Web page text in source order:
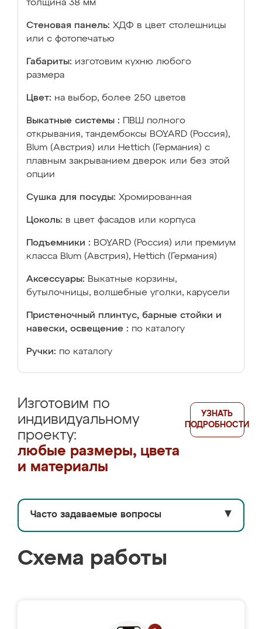
толщина 38 мм
Стеновая панель: ХДФ в цвет столешницы
или с фотопечатью
Габариты: изготовим кухню любого
размера
Цвет: на выбор, более 250 цветов
Выкатные системы :
ПВШ полного
открывания, тандембоксы BOYARD (Россия),
Blum (Австрия) или Hettich (Германия) с
плавным закрыванием дверок или без этой
опции
Сушка для посуды: Хромированная
Цоколь: в цвет фасадов или корпуса
Подъемники : BOYARD (Россия) или премиум
класса Blum (Австрия), Hettich (Германия)
Аксессуары: Выкатные корзины,
бутылочницы, волшебные уголки, карусели
Пристеночный плинтус, барные стойки и
навески, освещение : по каталогу
Ручки: по каталогу
Изготовим по
индивидуальному
проекту:
любые размеры, цвета
и материалы
УЗНАТЬ
ПОДРОБНОСТИ
Часто задаваемые вопросы ▼
Схема работы